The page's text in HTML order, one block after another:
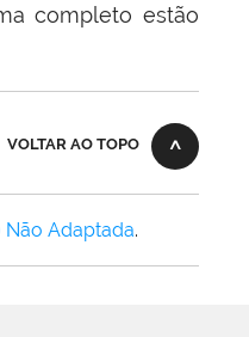
completo estão
VOLTAR AO TOPO
Adaptada.